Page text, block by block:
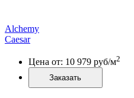
Alchemy
Caesar
Цена от: 10 979 руб/м2
Заказать